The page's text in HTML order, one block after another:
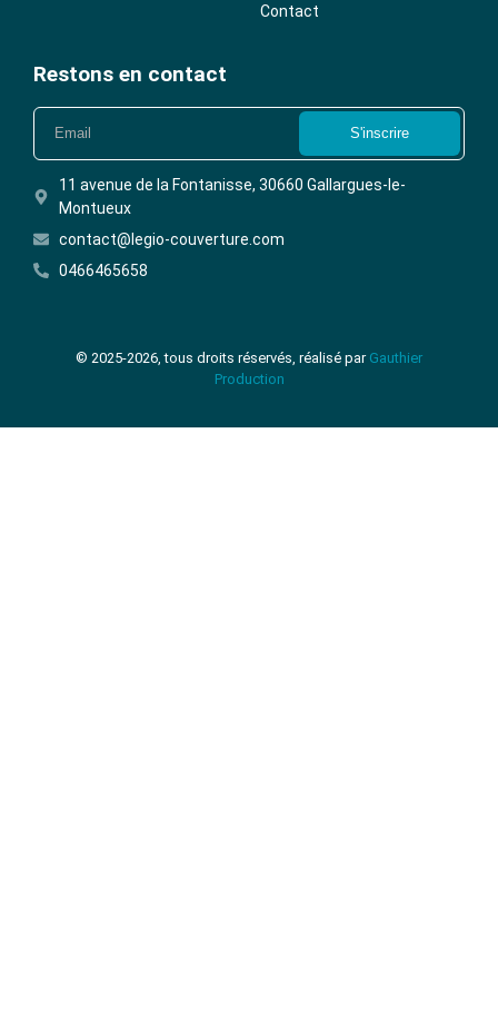
Contact
Restons en contact
S'inscrire
11 avenue de la Fontanisse, 30660 Gallargues-le-
Montueux
contact@legio-couverture.com
0466465658
© 2025-2026, tous droits réservés, réalisé par Gauthier
Production